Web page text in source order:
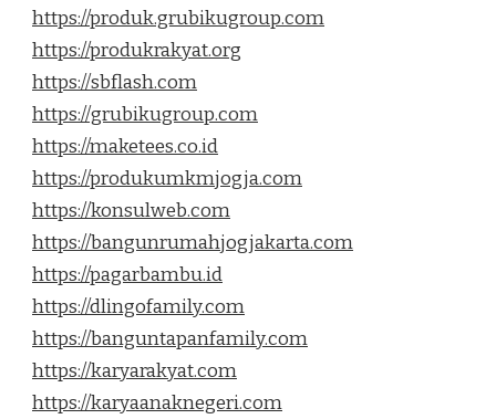
https://produk.grubikugroup.com
https://produkrakyat.org
https://sbflash.com
https://grubikugroup.com
https://maketees.co.id
https://produkumkmjogja.com
https://konsulweb.com
https://bangunrumahjogjakarta.com
https://pagarbambu.id
https://dlingofamily.com
https://banguntapanfamily.com
https://karyarakyat.com
https://karyaanaknegeri.com